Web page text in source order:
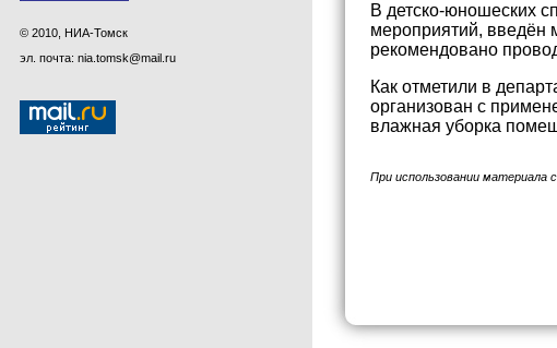
© 2010, НИА-Томск
эл. почта: nia.tomsk@mail.ru
В детско-юношеских
мероприятий, введён
рекомендовано
Как отметили в
организован с
влажная уборка
При использовании материала